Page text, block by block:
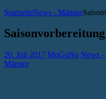
StartseiteNews - Männer
20. Juli 2017 MoGoNo News -
Männer